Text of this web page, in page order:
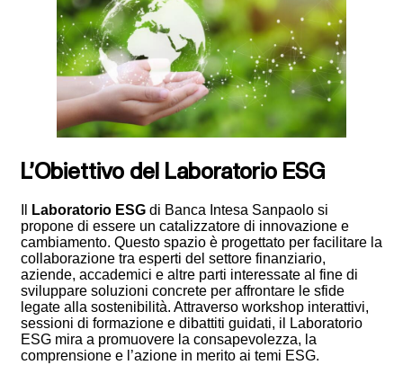
L’Obiettivo del Laboratorio ESG
Laboratorio ESG di Banca Intesa Sanpaolo si
propone di essere un catalizzatore di innovazione e
cambiamento. Questo spazio è progettato per facilitare la
collaborazione tra esperti del settore finanziario,
aziende, accademici e altre parti interessate al fine di
sviluppare soluzioni concrete per affrontare le sfide
legate alla sostenibilità. Attraverso workshop interattivi,
sessioni di formazione e dibattiti guidati, il Laboratorio
ESG mira a promuovere la consapevolezza, la
comprensione e l’azione in merito ai temi ESG.